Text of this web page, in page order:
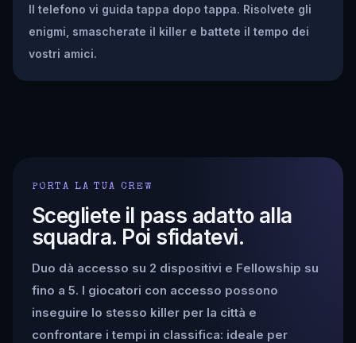
Il telefono vi guida tappa dopo tappa. Risolvete gli
enigmi, smascherate il killer e battete il tempo dei
vostri amici.
PORTA LA TUA CREW
Scegliete il pass adatto alla
squadra. Poi sfidatevi.
Duo dà accesso su 2 dispositivi e Fellowship su
fino a 5. I giocatori con accesso possono
inseguire lo stesso killer per la città e
confrontare i tempi in classifica: ideale per